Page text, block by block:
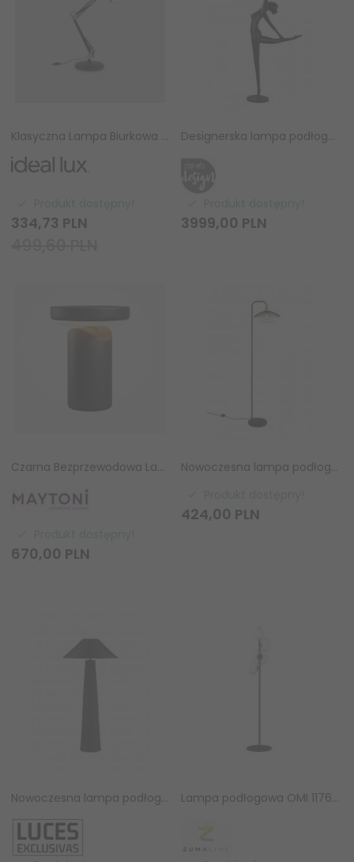
Klasyczna Lampa Biurkowa Kreślarska Ideal Lux Wally TL1 Nero Rame 061191 Czarno-Miedziana E27
334,73 PLN
Designerska lampa podłogowa stojąca czarna ballerina dekoracyjna szklana kula WOMAN F9221 Step Into Design
3999,00 PLN
Czarna Bezprzewodowa Lampa Stołowa LED Maytoni Topo MOD508TL-L5BK 5W 2700K z Ściemniaczem
670,00 PLN
Nowoczesna lampa podłogowa czarna druciana rustykalna dekoracyjna boho LAURIS R46791032 Rl
424,00 PLN
Nowoczesna lampa podłogowa stojąca czarna IP65 pleciona rystykalna boho industrialna Luces Exclusivas Lampa podłogowa OMI 1176 Zuma Line Czarna Tuba Stojąca Minimalistyczna GU10